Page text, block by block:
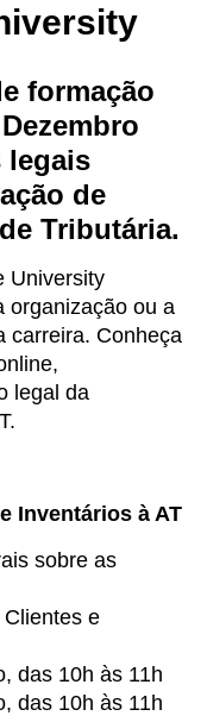
formação
legais
de
Tributária.
University
organização ou a
carreira. Conheça
legal da
Inventários à AT
sobre as
e
das 10h às 11h
das 10h às 11h